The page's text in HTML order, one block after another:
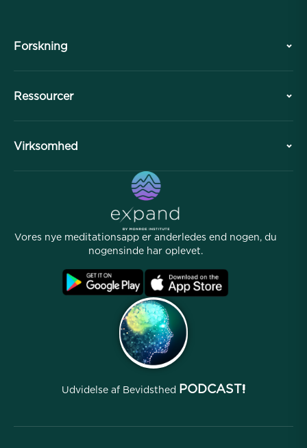
Forskning
Professionel Division
Artikler
Ressourcer
Affiliate Program
Virksomhed
Ofte stillede spørgsmål
Betingelser
Vores nye meditationsapp er anderledes end nogen, du
nogensinde har oplevet.
Udvidelse af Bevidsthed PODCAST!